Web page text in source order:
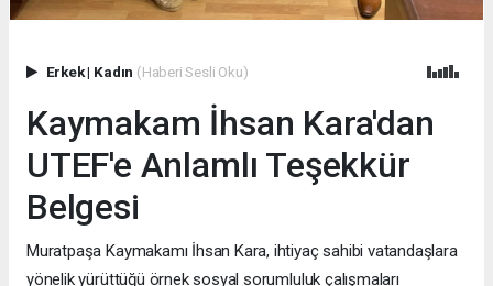
Erkek| Kadın (Haberi Sesli Oku)
Kaymakam İhsan Kara'dan
UTEF'e Anlamlı Teşekkür
Belgesi
Muratpaşa Kaymakamı İhsan Kara, ihtiyaç sahibi vatandaşlara
yönelik yürüttüğü örnek sosyal sorumluluk çalışmaları